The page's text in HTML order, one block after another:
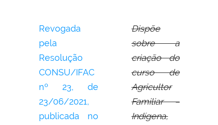
Revogada
pela
Resolução
CONSU/IFAC
nº 23,
de
23/06/2021,
publicada no
Dispõe
sobre a
criação do
curso de
Agricultor
Familiar –
Indígena,